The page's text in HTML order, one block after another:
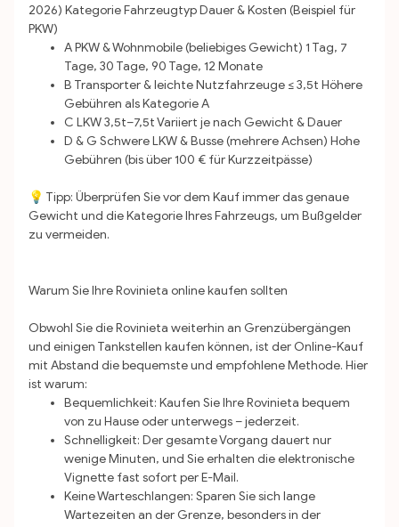
2026) Kategorie Fahrzeugtyp Dauer & Kosten (Beispiel für
PKW)
A PKW & Wohnmobile (beliebiges Gewicht) 1 Tag, 7
Tage, 30 Tage, 90 Tage, 12 Monate
B Transporter & leichte Nutzfahrzeuge ≤ 3,5t Höhere
Gebühren als Kategorie A
C LKW 3,5t–7,5t Variiert je nach Gewicht & Dauer
D & G Schwere LKW & Busse (mehrere Achsen) Hohe
Gebühren (bis über 100 € für Kurzzeitpässe)
💡 Tipp: Überprüfen Sie vor dem Kauf immer das genaue
Gewicht und die Kategorie Ihres Fahrzeugs, um Bußgelder
zu vermeiden.
Warum Sie Ihre Rovinieta online kaufen sollten
Obwohl Sie die Rovinieta weiterhin an Grenzübergängen
und einigen Tankstellen kaufen können, ist der Online-Kauf
mit Abstand die bequemste und empfohlene Methode. Hier
ist warum:
Bequemlichkeit: Kaufen Sie Ihre Rovinieta bequem
von zu Hause oder unterwegs – jederzeit.
Schnelligkeit: Der gesamte Vorgang dauert nur
wenige Minuten, und Sie erhalten die elektronische
Vignette fast sofort per E-Mail.
Keine Warteschlangen: Sparen Sie sich lange
Wartezeiten an der Grenze, besonders in der